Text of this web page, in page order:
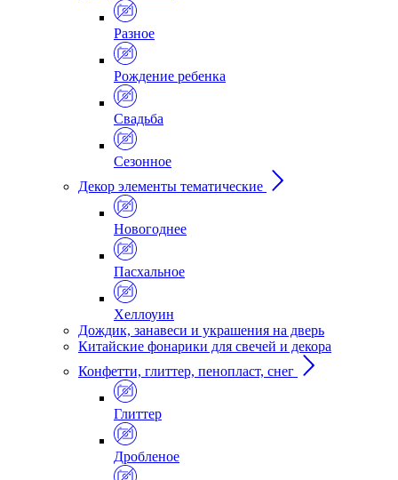
Разное
Рождение ребенка
Свадьба
Сезонное
Декор элементы тематические
Новогоднее
Пасхальное
Хеллоуин
Дождик, занавеси и украшения на дверь
Китайские фонарики для свечей и декора
Конфетти, глиттер, пенопласт, снег
Глиттер
Дробленое